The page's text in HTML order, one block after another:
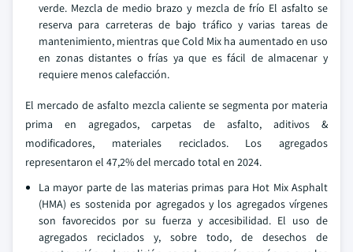
verde. Mezcla de medio brazo y mezcla de frío El asfalto se
reserva para carreteras de bajo tráfico y varias tareas de
mantenimiento, mientras que Cold Mix ha aumentado en uso
en zonas distantes o frías ya que es fácil de almacenar y
requiere menos calefacción.
El mercado de asfalto mezcla caliente se segmenta por materia
prima en agregados, carpetas de asfalto, aditivos &
modificadores, materiales reciclados. Los agregados
representaron el 47,2% del mercado total en 2024.
La mayor parte de las materias primas para Hot Mix Asphalt
(HMA) es sostenida por agregados y los agregados vírgenes
son favorecidos por su fuerza y accesibilidad. El uso de
agregados reciclados y, sobre todo, de desechos de